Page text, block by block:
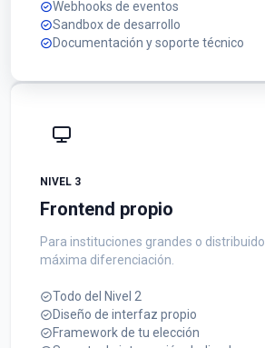
Webhooks de eventos
Sandbox de desarrollo
Documentación y soporte técnico
NIVEL 3
Frontend propio
Para instituciones grandes o
máxima diferenciación.
Todo del Nivel 2
Diseño de interfaz propio
Framework de tu elección